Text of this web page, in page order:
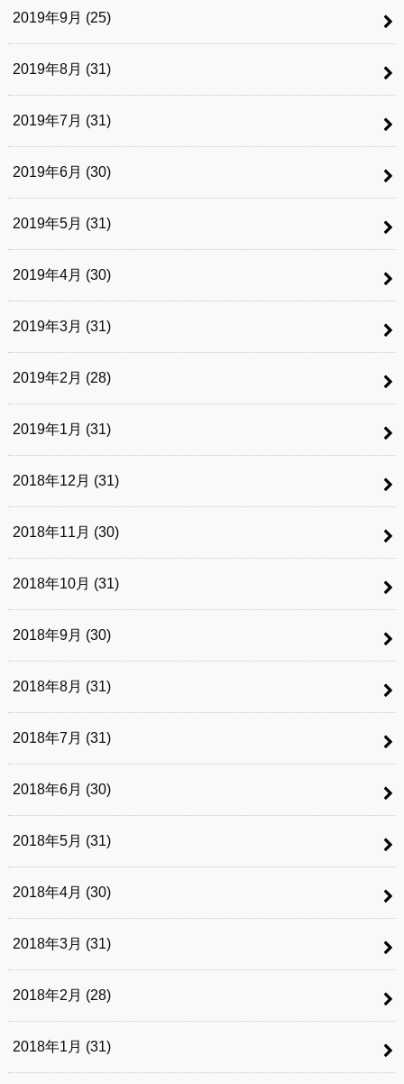
2019年9月 (25)
2019年8月 (31)
2019年7月 (31)
2019年6月 (30)
2019年5月 (31)
2019年4月 (30)
2019年3月 (31)
2019年2月 (28)
2019年1月 (31)
2018年12月 (31)
2018年11月 (30)
2018年10月 (31)
2018年9月 (30)
2018年8月 (31)
2018年7月 (31)
2018年6月 (30)
2018年5月 (31)
2018年4月 (30)
2018年3月 (31)
2018年2月 (28)
2018年1月 (31)